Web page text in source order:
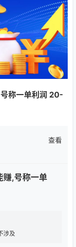
称一单利润 20-
查看
赚,号称一单
涉及